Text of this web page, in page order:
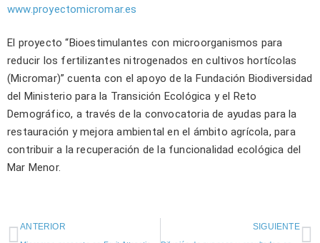
www.proyectomicromar.es
El proyecto “Bioestimulantes con microorganismos para
reducir los fertilizantes nitrogenados en cultivos hortícolas
(Micromar)” cuenta con el apoyo de la Fundación Biodiversidad
del Ministerio para la Transición Ecológica y el Reto
Demográfico, a través de la convocatoria de ayudas para la
restauración y mejora ambiental en el ámbito agrícola, para
contribuir a la recuperación de la funcionalidad ecológica del
Mar Menor.
ANTERIOR SIGUIENTE